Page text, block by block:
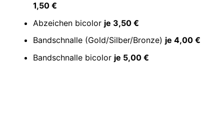
1,50 €
Abzeichen bicolor je 3,50 €
Bandschnalle (Gold/Silber/Bronze) je 4,00 €
Bandschnalle bicolor je 5,00 €